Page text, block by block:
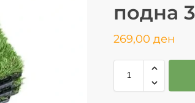
подна
269,00ден